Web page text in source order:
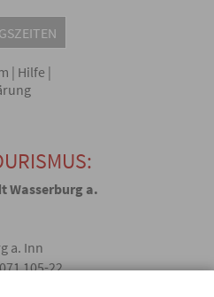
| Hilfe |
Wasserburg a.
a. Inn
105-22